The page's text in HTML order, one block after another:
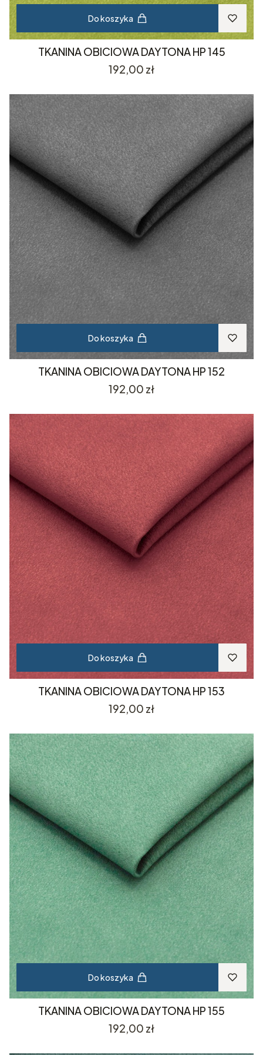
Do koszyka
TKANINA OBICIOWA DAYTONA HP 145
Cena
192,00 zł
Do koszyka
TKANINA OBICIOWA DAYTONA HP 152
Cena
192,00 zł
Do koszyka
TKANINA OBICIOWA DAYTONA HP 153
Cena
192,00 zł
Do koszyka
TKANINA OBICIOWA DAYTONA HP 155
Cena
192,00 zł